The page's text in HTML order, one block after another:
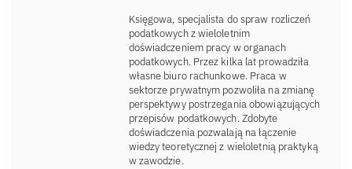
Księgowa, specjalista do spraw rozliczeń
podatkowych z wieloletnim
doświadczeniem pracy w organach
podatkowych. Przez kilka lat prowadziła
własne biuro rachunkowe. Praca w
sektorze prywatnym pozwoliła na zmianę
perspektywy postrzegania obowiązujących
przepisów podatkowych. Zdobyte
doświadczenia pozwalają na łączenie
wiedzy teoretycznej z wieloletnią praktyką
w zawodzie.